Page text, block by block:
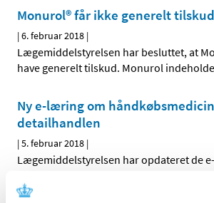
Monurol® får ikke generelt tilskud
|6. februar 2018 |
Lægemiddelstyrelsen har besluttet, at
have generelt tilskud. Monurol
Ny e-læring om
detailhandlen
|5. februar 2018 |
Lægemiddelstyrelsen har opdateret de e-